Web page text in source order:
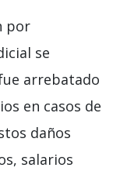
por
se
arrebatado
en casos de
daños
salarios